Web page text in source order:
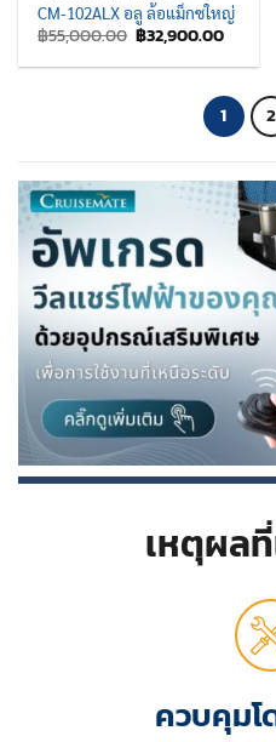
CM-102ALX อลู ล้อแม็กซใหญ่
฿55,000.00 Original
price
was:
฿32,900.00Current
is:
1 2
เหตุผลที่
ควบคุมโ